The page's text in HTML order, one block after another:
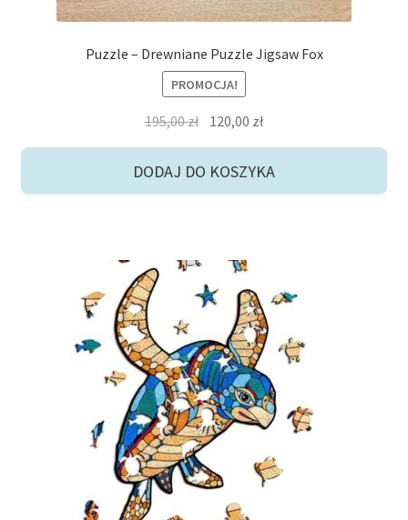
Puzzle – Drewniane Puzzle Jigsaw Fox
PROMOCJA!
195,00zł Pierwotna
cena
wynosiła:
120,00 złAktualna
cena
wynosi:
DODAJ DO KOSZYKA